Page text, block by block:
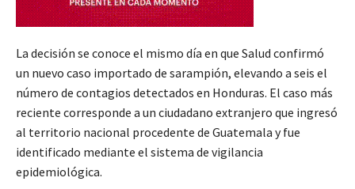
La decisión se conoce el mismo día en que Salud confirmó
un nuevo caso importado de sarampión, elevando a seis el
número de contagios detectados en Honduras. El caso más
reciente corresponde a un ciudadano extranjero que ingresó
al territorio nacional procedente de Guatemala y fue
identificado mediante el sistema de vigilancia
epidemiológica.